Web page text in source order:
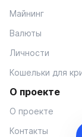
Майнинг
Валюты
Личности
Кошельки для
О проекте
О проекте
Контакты